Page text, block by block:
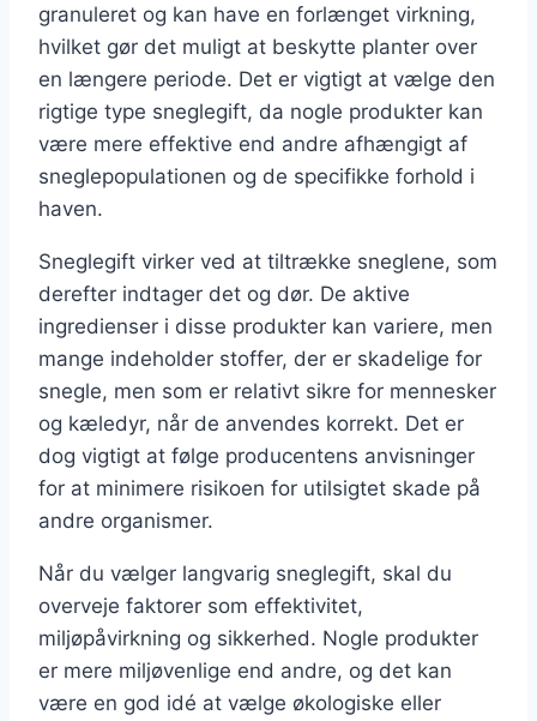
granuleret og kan have en forlænget virkning,
hvilket gør det muligt at beskytte planter over
en længere periode. Det er vigtigt at vælge den
rigtige type sneglegift, da nogle produkter kan
være mere effektive end andre afhængigt af
sneglepopulationen og de specifikke forhold i
haven.
Sneglegift virker ved at tiltrække sneglene, som
derefter indtager det og dør. De aktive
ingredienser i disse produkter kan variere, men
mange indeholder stoffer, der er skadelige for
snegle, men som er relativt sikre for mennesker
og kæledyr, når de anvendes korrekt. Det er
dog vigtigt at følge producentens anvisninger
for at minimere risikoen for utilsigtet skade på
andre organismer.
Når du vælger langvarig sneglegift, skal du
overveje faktorer som effektivitet,
miljøpåvirkning og sikkerhed. Nogle produkter
er mere miljøvenlige end andre, og det kan
være en god idé at vælge økologiske eller